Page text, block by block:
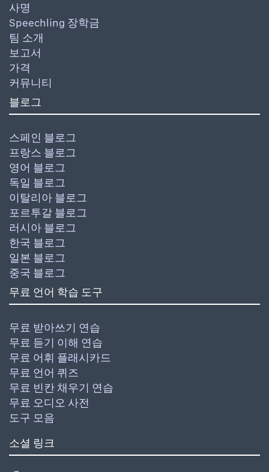
사명
Speechling 장학금
팀 소개
보고서
가격
커뮤니티
블로그
스페인 블로그
프랑스 블로그
영어 블로그
독일 블로그
이탈리아 블로그
포르투갈 블로그
러시아 블로그
한국 블로그
일본 블로그
중국 블로그
무료 언어 학습 도구
무료 받아쓰기 연습
무료 듣기 이해 연습
무료 어휘 플래시카드
무료 언어 퀴즈
무료 빈칸 채우기 연습
무료 오디오 사전
도구 모음
소셜 링크